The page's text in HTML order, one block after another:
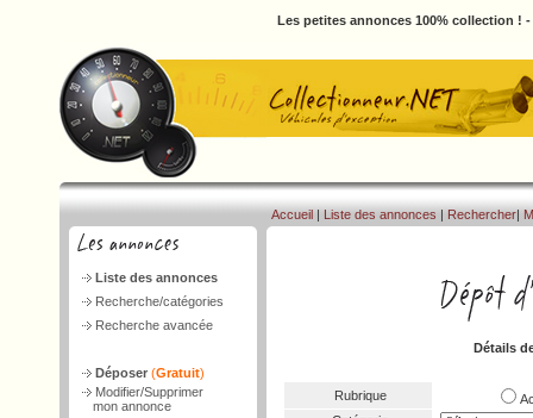
Les petites annonces 100% collection !
Liste des annonces
Recherche/catégories
Recherche avancée
Déposer (Gratuit)
Modifier/Supprimer
mon annonce
Accueil | Liste des annonces | Rechercher|
Détails
Rubrique